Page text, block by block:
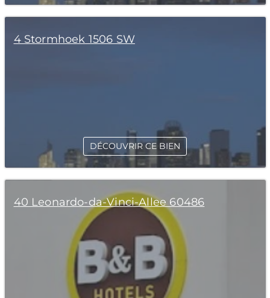
4 Stormhoek 1506 SW
DÉCOUVRIR CE BIEN
40 Leonardo-da-Vinci-Allee 60486